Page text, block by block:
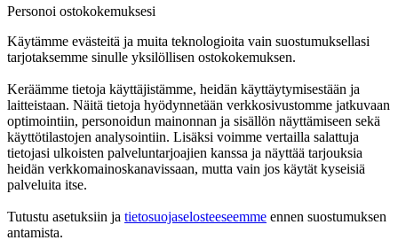
Personoi ostokokemuksesi
Käytämme evästeitä ja muita teknologioita vain suostumuksellasi
tarjotaksemme sinulle yksilöllisen ostokokemuksen.
Keräämme tietoja käyttäjistämme, heidän käyttäytymisestään ja
laitteistaan. Näitä tietoja hyödynnetään verkkosivustomme jatkuvaan
optimointiin, personoidun mainonnan ja sisällön näyttämiseen sekä
käyttötilastojen analysointiin. Lisäksi voimme vertailla salattuja
tietojasi ulkoisten palveluntarjoajien kanssa ja näyttää tarjouksia
heidän verkkomainoskanavissaan, mutta vain jos käytät kyseisiä
palveluita itse.
Tutustu asetuksiin ja tietosuojaselosteeseemme ennen suostumuksen
antamista.